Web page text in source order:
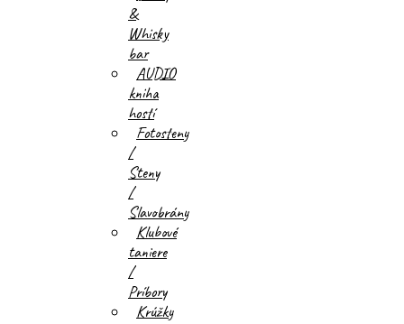
&
Whisky
bar
AUDIO
kniha
hostí
Fotosteny
/
Steny
/
Slavobrány
Klubové
taniere
/
Príbory
Krúžky